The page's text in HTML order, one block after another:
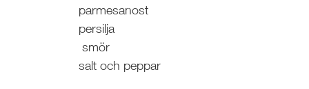
parmesanost
persilja
smör
salt och peppar